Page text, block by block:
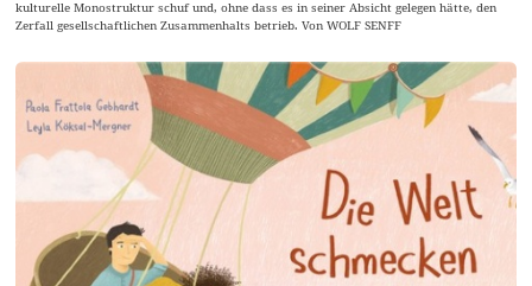
kulturelle Monostruktur schuf und, ohne dass es in seiner Absicht gelegen hätte, den
Zerfall gesellschaftlichen Zusammenhalts betrieb. Von WOLF SENFF